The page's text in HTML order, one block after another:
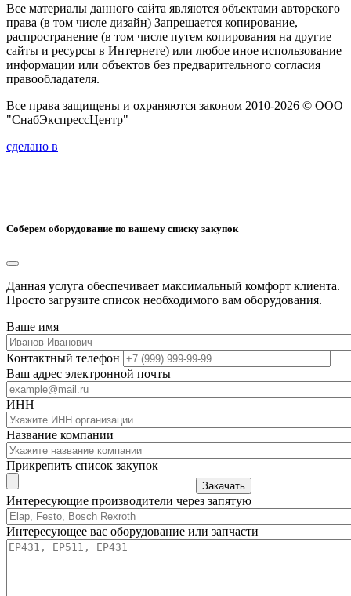
Все материалы данного сайта являются объектами авторского
права (в том числе дизайн) Запрещается копирование,
распространение (в том числе путем копирования на другие
сайты и ресурсы в Интернете) или любое иное использование
информации или объектов без предварительного согласия
правообладателя.
Все права защищены и охраняются законом 2010-2026 © ООО
"СнабЭкспрессЦентр"
сделано в
Соберем оборудование по вашему списку закупок
Данная услуга обеспечивает максимальный комфорт клиента.
Просто загрузите список необходимого вам оборудования.
Ваше имя
Контактный телефон
Ваш адрес электронной почты
ИНН
Название компании
Прикрепить список закупок
Закачать
Интересующие производители через запятую
Интересующее вас оборудование или запчасти